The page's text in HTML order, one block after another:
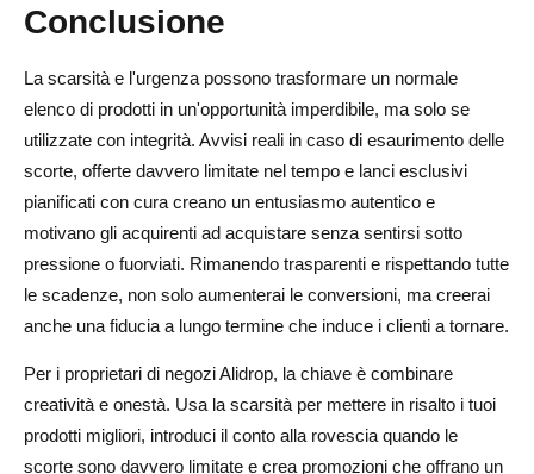
Conclusione
La scarsità e l'urgenza possono trasformare un normale
elenco di prodotti in un'opportunità imperdibile, ma solo se
utilizzate con integrità. Avvisi reali in caso di esaurimento delle
scorte, offerte davvero limitate nel tempo e lanci esclusivi
pianificati con cura creano un entusiasmo autentico e
motivano gli acquirenti ad acquistare senza sentirsi sotto
pressione o fuorviati. Rimanendo trasparenti e rispettando tutte
le scadenze, non solo aumenterai le conversioni, ma creerai
anche una fiducia a lungo termine che induce i clienti a tornare.
Per i proprietari di negozi Alidrop, la chiave è combinare
creatività e onestà. Usa la scarsità per mettere in risalto i tuoi
prodotti migliori, introduci il conto alla rovescia quando le
scorte sono davvero limitate e crea promozioni che offrano un